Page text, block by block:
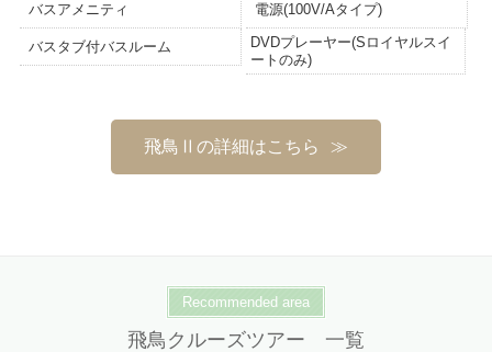
バスアメニティ 電源(100V/Aタイプ)
バスタブ付バスルーム
DVDプレーヤー(Sロイヤルスイ
ートのみ)
飛鳥Ⅱの詳細はこちら
Recommended area
飛鳥クルーズツアー 一覧